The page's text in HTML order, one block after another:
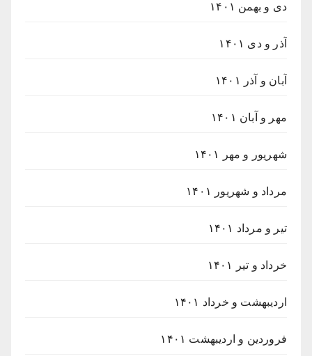
دی و بهمن ۱۴۰۱
آذر و دی ۱۴۰۱
آبان و آذر ۱۴۰۱
مهر و آبان ۱۴۰۱
شهریور و مهر ۱۴۰۱
مرداد و شهریور ۱۴۰۱
تیر و مرداد ۱۴۰۱
خرداد و تیر ۱۴۰۱
اردیبهشت و خرداد ۱۴۰۱
فروردین و اردیبهشت ۱۴۰۱